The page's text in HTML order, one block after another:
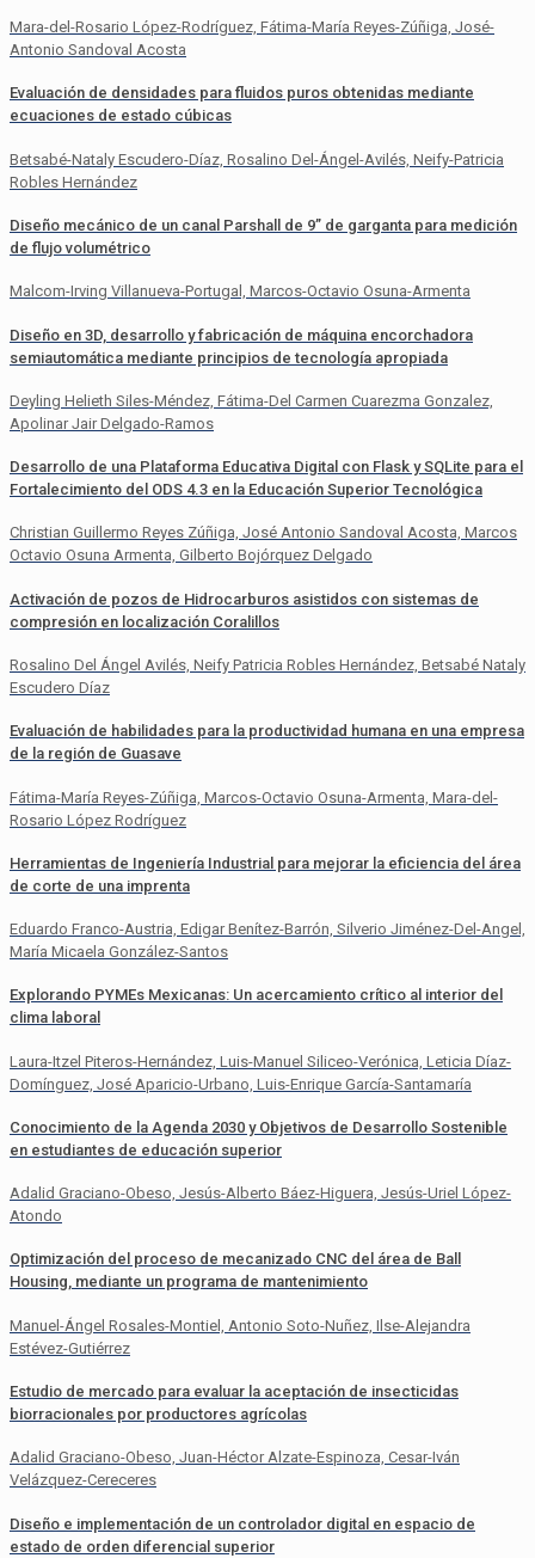
Mara-del-Rosario López-Rodríguez, Fátima-María Reyes-Zúñiga, José-
Antonio Sandoval Acosta
Evaluación de densidades para fluidos puros obtenidas mediante
ecuaciones de estado cúbicas
Betsabé-Nataly Escudero-Díaz, Rosalino Del-Ángel-Avilés, Neify-Patricia
Robles Hernández
Diseño mecánico de un canal Parshall de 9” de garganta para medición
de flujo volumétrico
Malcom-Irving Villanueva-Portugal, Marcos-Octavio Osuna-Armenta
Diseño en 3D, desarrollo y fabricación de máquina encorchadora
semiautomática mediante principios de tecnología apropiada
Deyling Helieth Siles-Méndez, Fátima-Del Carmen Cuarezma Gonzalez,
Apolinar Jair Delgado-Ramos
Desarrollo de una Plataforma Educativa Digital con Flask y SQLite para el
Fortalecimiento del ODS 4.3 en la Educación Superior Tecnológica
Christian Guillermo Reyes Zúñiga, José Antonio Sandoval Acosta, Marcos
Octavio Osuna Armenta, Gilberto Bojórquez Delgado
Activación de pozos de Hidrocarburos asistidos con sistemas de
compresión en localización Coralillos
Rosalino Del Ángel Avilés, Neify Patricia Robles Hernández, Betsabé Nataly
Escudero Díaz
Evaluación de habilidades para la productividad humana en una empresa
de la región de Guasave
Fátima-María Reyes-Zúñiga, Marcos-Octavio Osuna-Armenta, Mara-del-
Rosario López Rodríguez
Herramientas de Ingeniería Industrial para mejorar la eficiencia del área
de corte de una imprenta
Eduardo Franco-Austria, Edigar Benítez-Barrón, Silverio Jiménez-Del-Angel,
María Micaela González-Santos
Explorando PYMEs Mexicanas: Un acercamiento crítico al interior del
clima laboral
Laura-Itzel Piteros-Hernández, Luis-Manuel Siliceo-Verónica, Leticia Díaz-
Domínguez, José Aparicio-Urbano, Luis-Enrique García-Santamaría
Conocimiento de la Agenda 2030 y Objetivos de Desarrollo Sostenible
en estudiantes de educación superior
Adalid Graciano-Obeso, Jesús-Alberto Báez-Higuera, Jesús-Uriel López-
Atondo
Optimización del proceso de mecanizado CNC del área de Ball
Housing, mediante un programa de mantenimiento
Manuel-Ángel Rosales-Montiel, Antonio Soto-Nuñez, Ilse-Alejandra
Estévez-Gutiérrez
Estudio de mercado para evaluar la aceptación de insecticidas
biorracionales por productores agrícolas
Adalid Graciano-Obeso, Juan-Héctor Alzate-Espinoza, Cesar-Iván
Velázquez-Cereceres
Diseño e implementación de un controlador digital en espacio de
estado de orden diferencial superior